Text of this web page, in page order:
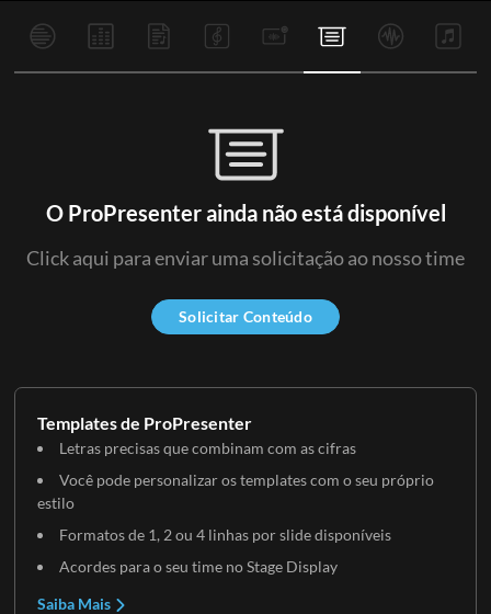
Templates de ProPresenter
Letras precisas que combinam com as cifras
Você pode personalizar os templates com o seu próprio
estilo
Formatos de 1, 2 ou 4 linhas por slide disponíveis
Acordes para o seu time no Stage Display
Saiba Mais
O ProPresenter ainda não está disponível
Click aqui para enviar uma solicitação ao nosso time
Solicitar Conteúdo